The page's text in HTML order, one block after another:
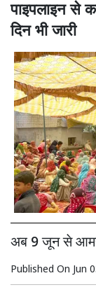
पाइपलाइन से
दिन भी जारी
अब 9 जून से
Published On Jun